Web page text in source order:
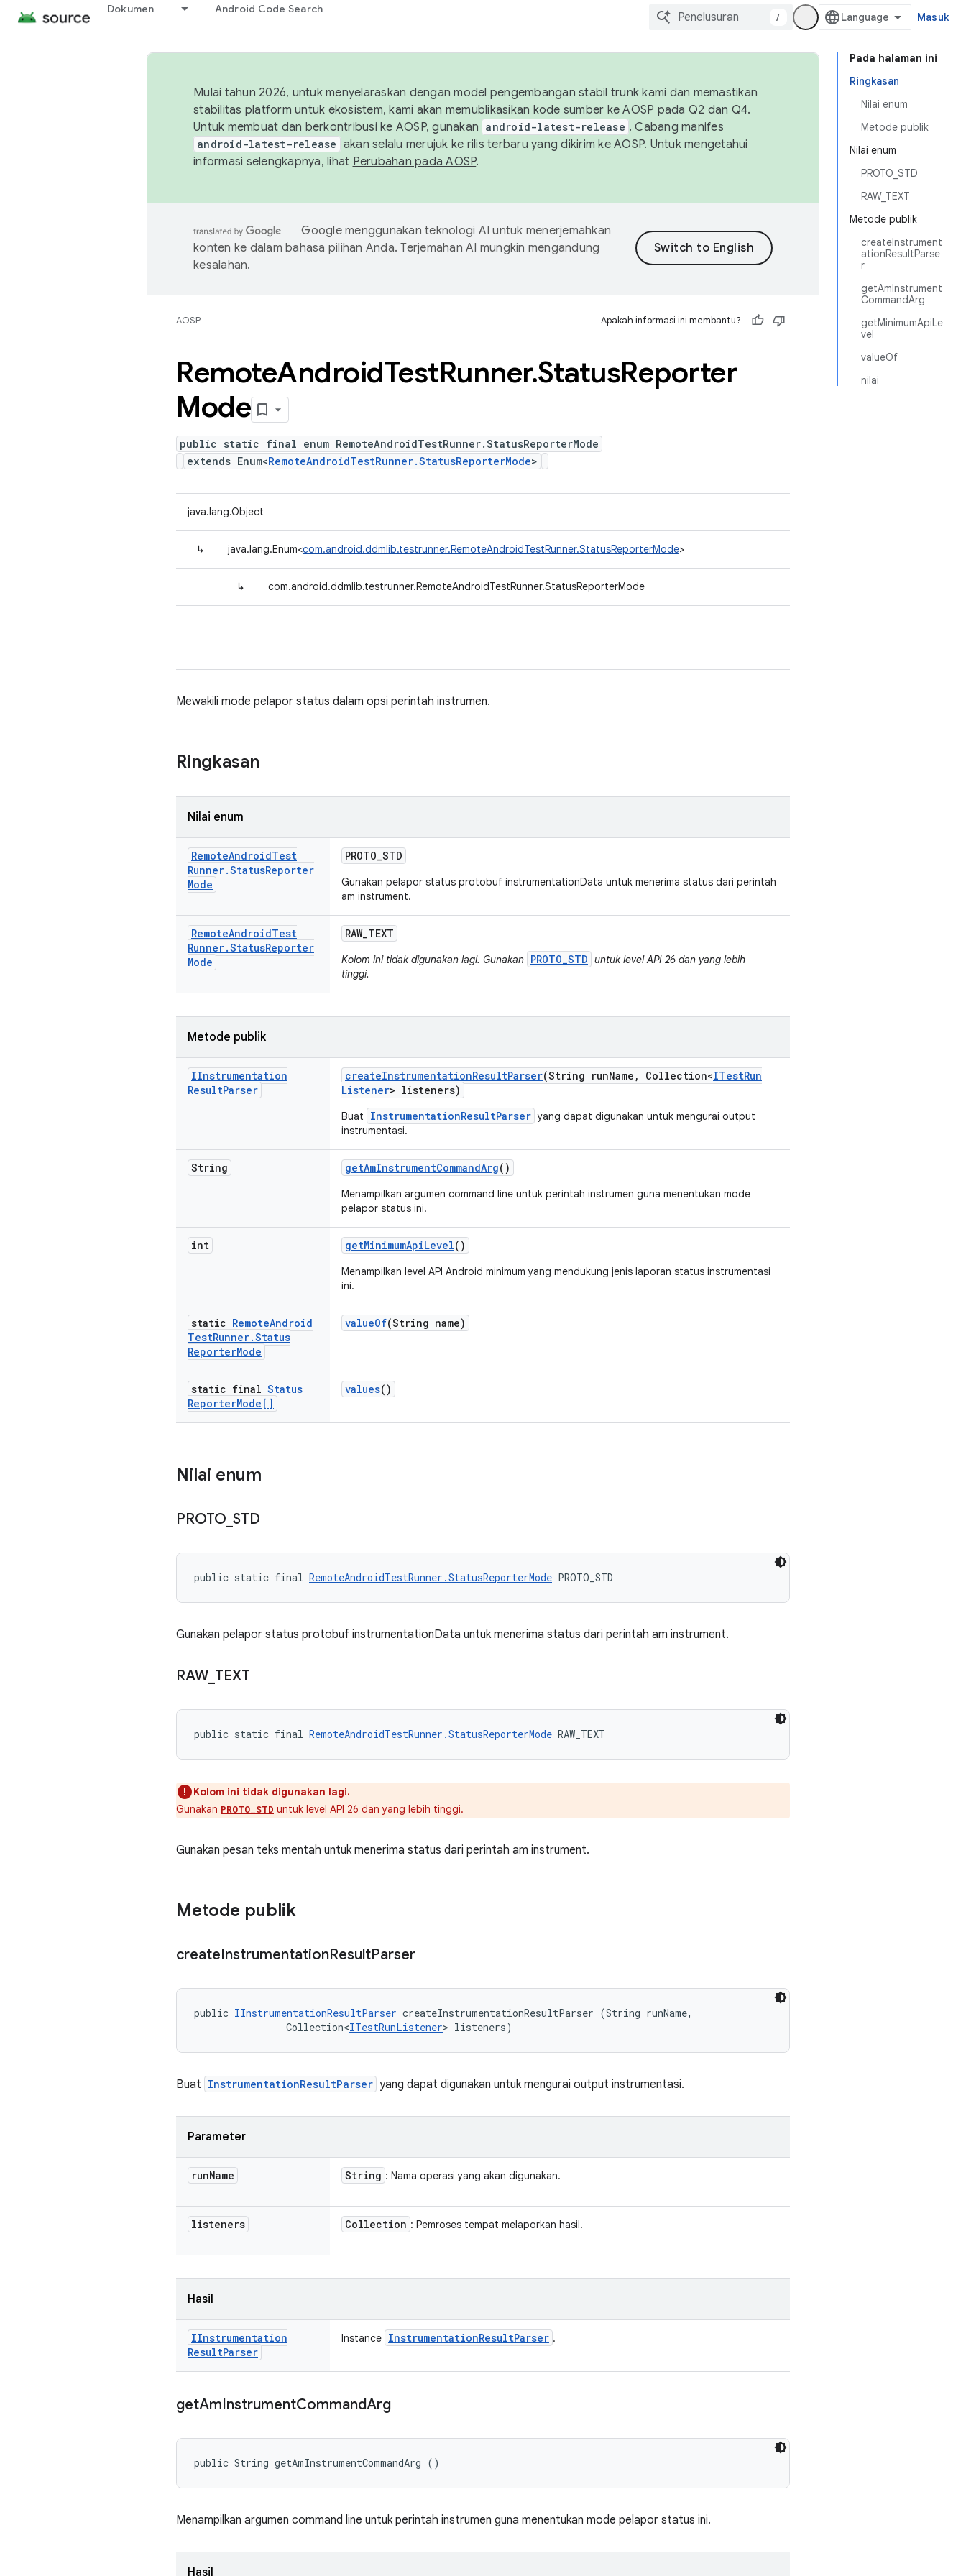
Dokumen Android Code Search
/ Masuk
Pada halaman ini
Ringkasan
Nilai enum
Metode publik
Nilai enum
PROTO_STD
RAW_TEXT
Metode publik
createInstrument
ationResultParse
r
getAmInstrument
CommandArg
getMinimumApiLe
vel
valueOf
nilai
Mulai tahun 2026, untuk menyelaraskan dengan model pengembangan stabil trunk kami dan memastikan
stabilitas platform untuk ekosistem, kami akan memublikasikan kode sumber ke AOSP pada Q2 dan Q4.
Untuk membuat dan berkontribusi ke AOSP, gunakan android-latest-release . Cabang manifes
android-latest-release akan selalu merujuk ke rilis terbaru yang dikirim ke AOSP. Untuk mengetahui
informasi selengkapnya, lihat Perubahan pada AOSP.
Google menggunakan teknologi AI untuk menerjemahkan
konten ke dalam bahasa pilihan Anda. Terjemahan AI mungkin mengandung
kesalahan.
AOSP Apakah informasi ini membantu?
RemoteAndroidTestRunner.StatusReporter
Mode
public static final enum RemoteAndroidTestRunner.StatusReporterMode
extends Enum<RemoteAndroidTestRunner.StatusReporterMode>
java.lang.Object
↳ java.lang.Enum<com.android.ddmlib.testrunner.RemoteAndroidTestRunner.StatusReporterMode>
↳ com.android.ddmlib.testrunner.RemoteAndroidTestRunner.StatusReporterMode
Mewakili mode pelapor status dalam opsi perintah instrumen.
Ringkasan
Nilai enum
RemoteAndroidTest
Runner.StatusReporter
Mode
PROTO_STD
Gunakan pelapor status protobuf instrumentationData untuk menerima status dari perintah
am instrument.
RemoteAndroidTest
Runner.StatusReporter
Mode
RAW_TEXT
Kolom ini tidak digunakan lagi. Gunakan PROTO_STD untuk level API 26 dan yang lebih
tinggi.
Metode publik
IInstrumentation
ResultParser
createInstrumentationResultParser(String runName , Collection<ITestRun
Listener> listeners)
Buat InstrumentationResultParser yang dapat digunakan untuk mengurai output
instrumentasi.
String getAmInstrumentCommandArg()
Menampilkan argumen command line untuk perintah instrumen guna menentukan mode
pelapor status ini.
int getMinimumApiLevel()
Menampilkan level API Android minimum yang mendukung jenis laporan status instrumentasi
ini.
static RemoteAndroid
TestRunner.Status
ReporterMode
valueOf(String name)
static final Status
ReporterMode[]
values()
Nilai enum
PROTO STD
public static final RemoteAndroidTestRunner.StatusReporterMode PROTO_STD
Gunakan pelapor status protobuf instrumentationData untuk menerima status dari perintah am instrument.
RAW_ TEXT
public static final RemoteAndroidTestRunner.StatusReporterMode RAW_TEXT
Kolom ini tidak digunakan lagi.
Gunakan PROTO_STD untuk level API 26 dan yang lebih tinggi.
Gunakan pesan teks mentah untuk menerima status dari perintah am instrument.
Metode publik
createInstrumentationResultParser
public IInstrumentationResultParser createInstrumentationResultParser (String runName,
                Collection<
ITestRunListener> listeners)
Buat InstrumentationResultParser yang dapat digunakan untuk mengurai output instrumentasi.
Parameter
runName String : Nama operasi yang akan digunakan.
listeners Collection : Pemroses tempat melaporkan hasil.
Hasil
IInstrumentation
ResultParser
Instance InstrumentationResultParser .
getAmInstrumentCommandArg
public String getAmInstrumentCommandArg ()
Menampilkan argumen command line untuk perintah instrumen guna menentukan mode pelapor status ini.
Hasil